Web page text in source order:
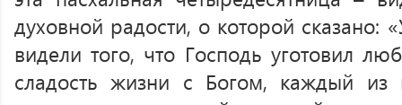
духовной радости, о которой
видели того, что Господь уготовил
сладость жизни с Богом, каждый из